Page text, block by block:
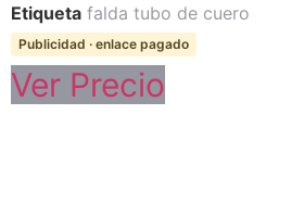
Etiqueta falda tubo de cuero
Publicidad · enlace pagado
Ver Precio